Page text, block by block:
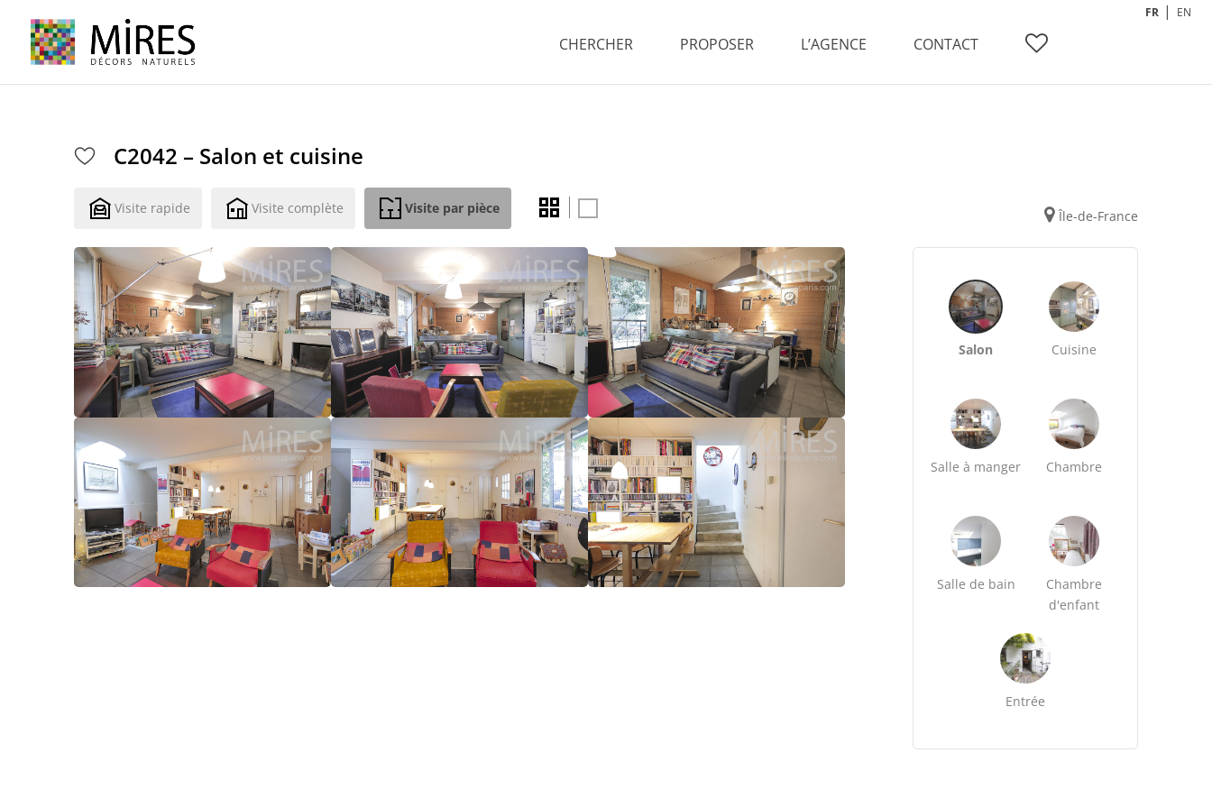
CHERCHER PROPOSER L’AGENCE CONTACT
FR EN
C2042 – Salon et cuisine
Visite rapide Visite complète Visite par pièce Île-de-France
Salon Cuisine
Salle à manger Chambre
Salle de bain
Chambre
d'enfant
Entrée